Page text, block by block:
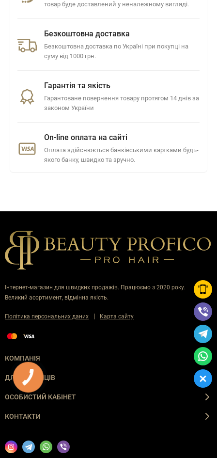
товар буде доставлений у неналежному вигляді.
Безкоштовна доставка
Безкоштовна доставка по Україні при покупці на
суму від 1000 грн.
Гарантія та якість
Гарантоване повернення товару протягом 14 днів за
законом України
On-line оплата на сайті
Оплата здійснюється банківськими картками будь-
якого банку, швидко та зручно.
Інтернет-магазин для швидких продажів. Працюємо з 2020 року.
Великий асортимент, відмінна якість.
Політика персональних даних | Карта сайту
КОМПАНІЯ
ДЛЯ ПОКУПЦІВ
ОСОБИСТИЙ КАБІНЕТ
КОНТАКТИ